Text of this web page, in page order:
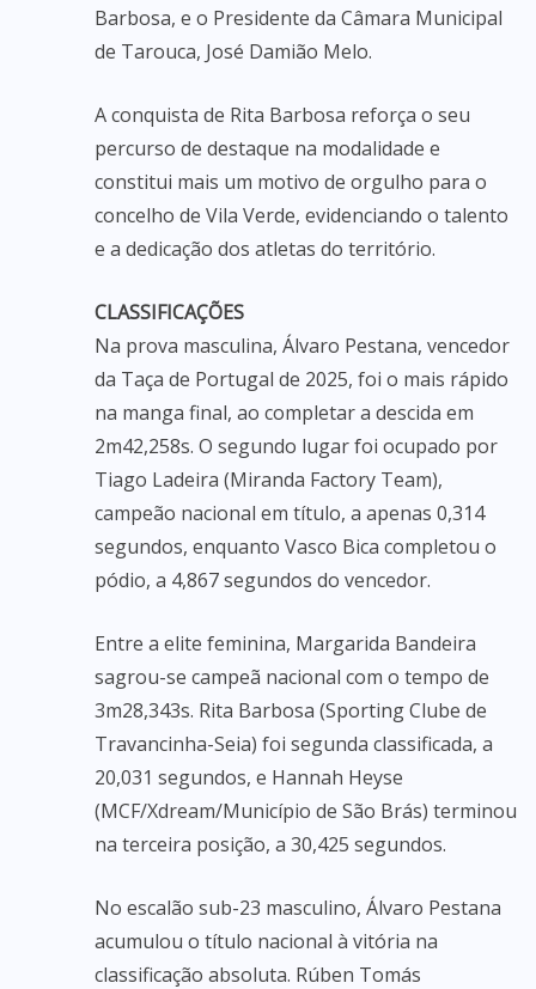
Barbosa, e o Presidente da Câmara Municipal
de Tarouca, José Damião Melo.
A conquista de Rita Barbosa reforça o seu
percurso de destaque na modalidade e
constitui mais um motivo de orgulho para o
concelho de Vila Verde, evidenciando o talento
e a dedicação dos atletas do território.
CLASSIFICAÇÕES
Na prova masculina, Álvaro Pestana, vencedor
da Taça de Portugal de 2025, foi o mais rápido
na manga final, ao completar a descida em
2m42,258s. O segundo lugar foi ocupado por
Tiago Ladeira (Miranda Factory Team),
campeão nacional em título, a apenas 0,314
segundos, enquanto Vasco Bica completou o
pódio, a 4,867 segundos do vencedor.
Entre a elite feminina, Margarida Bandeira
sagrou-se campeã nacional com o tempo de
3m28,343s. Rita Barbosa (Sporting Clube de
Travancinha-Seia) foi segunda classificada, a
20,031 segundos, e Hannah Heyse
(MCF/Xdream/Município de São Brás) terminou
na terceira posição, a 30,425 segundos.
No escalão sub-23 masculino, Álvaro Pestana
acumulou o título nacional à vitória na
classificação absoluta. Rúben Tomás